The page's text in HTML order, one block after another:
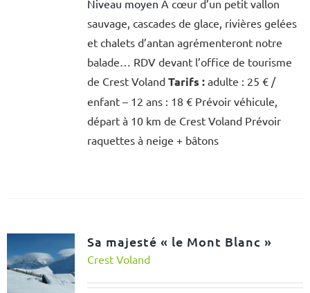
Niveau moyen A cœur d’un petit vallon
sauvage, cascades de glace, rivières gelées
et chalets d’antan agrémenteront notre
balade… RDV devant l’office de tourisme
de Crest Voland Tarifs :adulte : 25 € /
enfant – 12 ans : 18 € Prévoir véhicule,
départ à 10 km de Crest Voland Prévoir
raquettes à neige + bâtons
Sa majesté « le Mont Blanc »
Crest Voland